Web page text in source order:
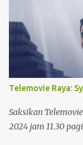
Telemovie Raya:
Saksikan
2024 jam 11.30